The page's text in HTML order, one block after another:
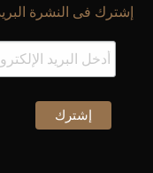
إشترك فى النشرة